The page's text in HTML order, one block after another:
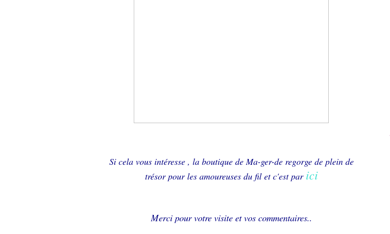
Si cela vous intéresse , la boutique de Ma-ger-de regorge de plein de
trésor pour les amoureuses du fil et c'est par ici
Merci pour votre visite et vos commentaires..